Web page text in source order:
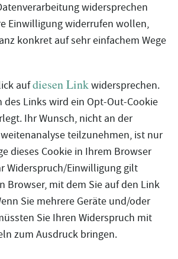
widersprechen
Einwilligung widerrufen wollen,
konkret auf sehr einfachem Wege
aufdiesen Linkwidersprechen.
des Links wird ein Opt-Out-Cookie
Ihr Wunsch, nicht an der
teilzunehmen, ist nur
dieses Cookie in Ihrem Browser
Widerspruch/Einwilligung gilt
Browser, mit dem Sie auf den Link
Sie mehrere Geräte und/oder
Sie Ihren Widerspruch mit
zum Ausdruck bringen.